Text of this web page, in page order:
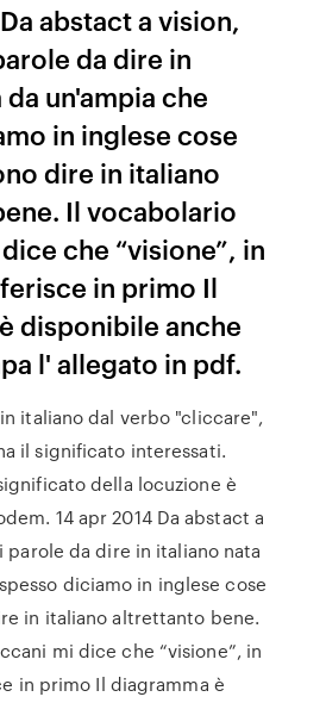
abstact a vision,
da dire in
un'ampia che
in inglese cose
dire in italiano
Il vocabolario
che “visione”, in
in primo Il
disponibile anche
l' allegato in pdf.
italiano dal verbo "cliccare",
il significato interessati.
della locuzione è
14 apr 2014 Da abstact a
parole da dire in italiano nata
diciamo in inglese cose
in italiano altrettanto bene.
mi dice che “visione”, in
in primo Il diagramma è